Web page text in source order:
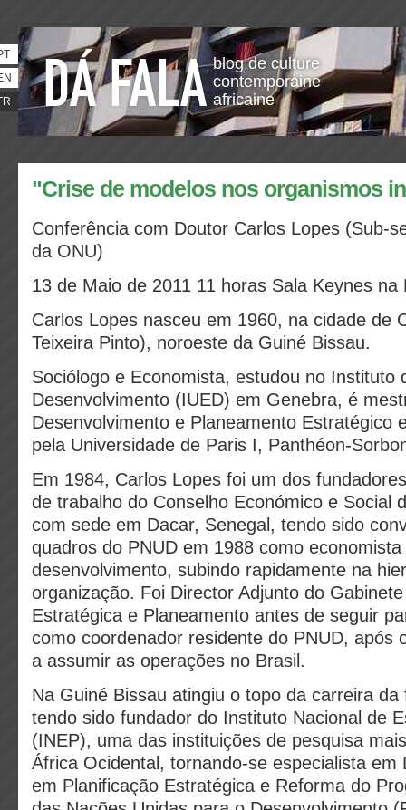
blog de culture
contemporaine
africaine
"Crise de modelos nos organismos
Conferência com Doutor Carlos Lopes (Sub-
da ONU)
13 de Maio de 2011 11 horas Sala Keynes na
Carlos Lopes nasceu em 1960, na cidade de
Teixeira Pinto), noroeste da Guiné Bissau.
Sociólogo e Economista, estudou no Instituto
Desenvolvimento (IUED) em Genebra, é
Desenvolvimento e Planeamento Estratégico
pela Universidade de Paris I, Panthéon-
Em 1984, Carlos Lopes foi um dos
de trabalho do Conselho Económico e Social
com sede em Dacar, Senegal, tendo sido
quadros do PNUD em 1988 como
desenvolvimento, subindo rapidamente na
organização. Foi Director Adjunto do
Estratégica e Planeamento antes de seguir
como coordenador residente do PNUD, após
a assumir as operações no Brasil.
Na Guiné Bissau atingiu o topo da carreira da
tendo sido fundador do Instituto Nacional de
(INEP), uma das instituições de pesquisa
África Ocidental, tornando-se especialista em
em Planificação Estratégica e Reforma do